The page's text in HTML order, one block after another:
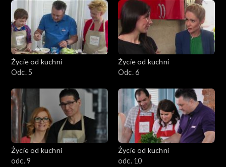
Życie od kuchni
Odc. 5
Życie od kuchni
Odc. 6
Życie od kuchni
odc. 9
Życie od kuchni
odc. 10